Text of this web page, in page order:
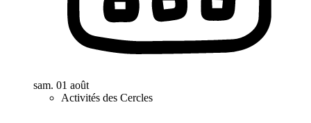
sam. 01 août
Activités des Cercles